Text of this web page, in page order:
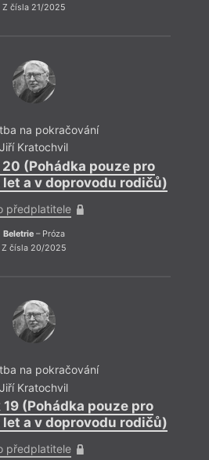
Z čísla 21/2025
na pokračování
Jiří Kratochvil
(Pohádka pouze pro
a v doprovodu rodičů)
předplatitele
Beletrie– Próza
Z čísla 20/2025
na pokračování
Jiří Kratochvil
(Pohádka pouze pro
a v doprovodu rodičů)
předplatitele